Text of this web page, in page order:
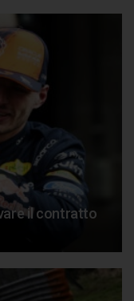
il contratto